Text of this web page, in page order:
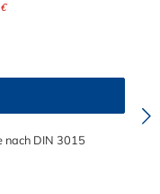
Stahl und Edelstahl